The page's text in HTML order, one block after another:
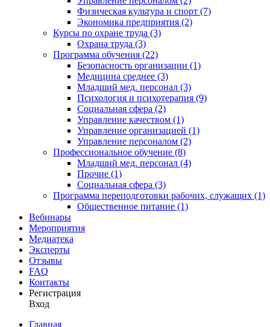
Физическая культура и спорт (7)
Экономика предприятия (2)
Курсы по охране труда (3)
Охрана труда (3)
Программа обучения (22)
Безопасность организации (1)
Медицина среднее (3)
Младший мед. персонал (3)
Психология и психотерапия (9)
Социальная сфера (2)
Управление качеством (1)
Управление организацией (1)
Управление персоналом (2)
Профессиональное обучение (8)
Младший мед. персонал (4)
Прочие (1)
Социальная сфера (3)
Программа переподготовки рабочих, служащих (1)
Общественное питание (1)
Вебинары
Мероприятия
Медиатека
Эксперты
Отзывы
FAQ
Контакты
Регистрация
Вход
Главная